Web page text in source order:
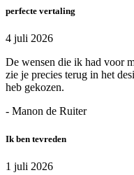
perfecte vertaling
4 juli 2026
De wensen die ik had voor
zie je precies terug in het
heb gekozen.
- Manon de Ruiter
Ik ben tevreden
1 juli 2026